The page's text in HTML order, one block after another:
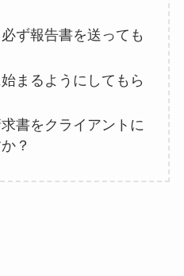
ず報告書を送っても
まるようにしてもら
書をクライアントに
？